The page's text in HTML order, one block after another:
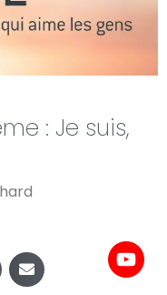
: Je suis,